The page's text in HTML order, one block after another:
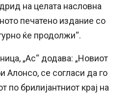
на целата насловна
печатено издание со
ќе продолжи“.
„Ас“ додава: „Новиот
Алонсо, се согласи да го
по брилијантниот крај на